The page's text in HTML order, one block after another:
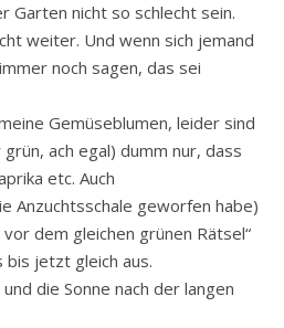
Garten nicht so schlecht sein.
weiter. Und wenn sich jemand
noch sagen, das sei
Gemüseblumen, leider sind
ach egal) dumm nur, dass
etc. Auch
Anzuchtsschale geworfen habe)
dem gleichen grünen Rätsel“
bis jetzt gleich aus.
die Sonne nach der langen